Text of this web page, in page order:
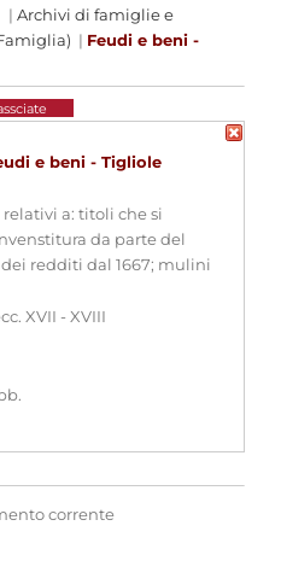
| Archivi di famiglie e
| Feudi e beni -
e beni - Tigliole
a: titoli che si
da parte del
dei redditi dal 1667; mulini
XVII - XVIII
corrente